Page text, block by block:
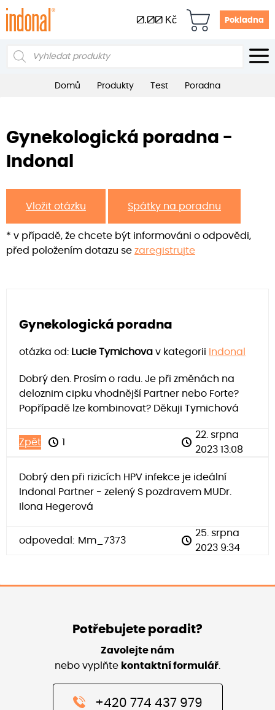
0.00 Kč Pokladna
Products
Domů Produkty Test Poradna
Gynekologická poradna -
Indonal
Vložit otázku Spátky na poradnu
* v případě, že chcete být informováni o odpovědi,
před položením dotazu se zaregistrujte
Gynekologická poradna
otázka od: Lucie Tymichova v kategorii Indonal
Dobrý den. Prosím o radu. Je při změnách na
deloznim cipku vhodnější Partner nebo Forte?
Popřípadě lze kombinovat? Děkuji Tymichová
Zpět 1
22. srpna
2023 13:08
Dobrý den při rizicích HPV infekce je ideální
Indonal Partner - zelený S pozdravem MUDr.
Ilona Hegerová
odpovedal: Mm_7373
25. srpna
2023 9:34
Potřebujete poradit?
Zavolejte nám
nebo vyplňte kontaktní formulář
+420 774 437 979